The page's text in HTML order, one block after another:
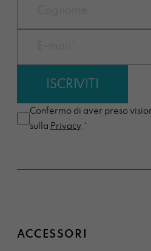
Confermo di aver preso
sulla Privacy.*
ACCESSORI